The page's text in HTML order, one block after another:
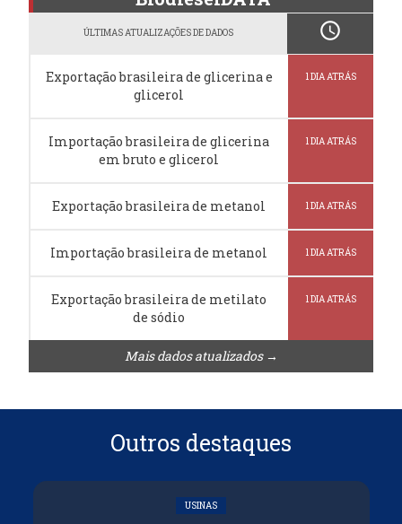
ÚLTIMAS ATUALIZAÇÕES DE DADOS schedule
Exportação brasileira de glicerina e
glicerol
1 DIA ATRÁS
Importação brasileira de glicerina
em bruto e glicerol
1 DIA ATRÁS
Exportação brasileira de metanol 1 DIA ATRÁS
Importação brasileira de metanol 1 DIA ATRÁS
Exportação brasileira de metilato
de sódio
1 DIA ATRÁS
Mais dados atualizados →
Outros destaques
USINAS